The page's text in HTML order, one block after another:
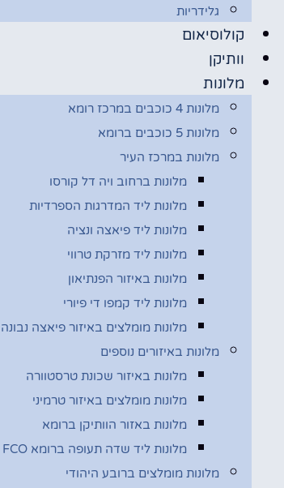
גלידריות
קולוסיאום
וותיקן
מלונות
מלונות 4 כוכבים במרכז רומא
מלונות 5 כוכבים ברומא
מלונות במרכז העיר
מלונות ברחוב ויה דל קורסו
מלונות ליד המדרגות הספרדיות
מלונות ליד פיאצה ונציה
מלונות ליד מזרקת טרווי
מלונות באיזור הפנתיאון
מלונות ליד קמפו די פיורי
מלונות מומלצים באיזור פיאצה נבונה
מלונות באיזורים נוספים
מלונות באיזור שכונת טרסטוורה
מלונות מומלצים באיזור טרמיני
מלונות באזור הוותיקן ברומא
מלונות ליד שדה תעופה ברומא FCO
מלונות מומלצים ברובע היהודי